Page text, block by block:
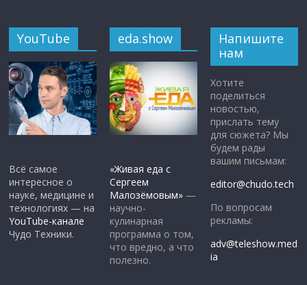
YouTube
Всё самое
интересное о
науке, медицине и
технологиях — на
YouTube-канале
Чудо Техники.
eda.show
«Живая еда с
Сергеем
Малозёмовым» —
научно-
кулинарная
программа о том,
что вредно, а что
полезно.
Напишите
нам
Хотите
поделиться
новостью,
прислать тему
для сюжета? Мы
будем рады
вашим письмам:
editor@chudo.tech
По вопросам
рекламы:
adv@teleshow.med
ia